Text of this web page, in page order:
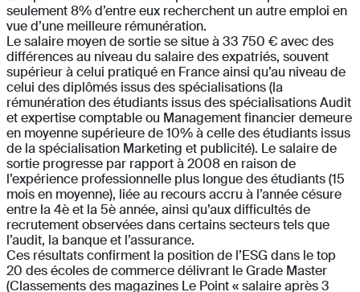
seulement 8% d’entre eux recherchent un autre emploi en
vue d’une meilleure rémunération.
Le salaire moyen de sortie se situe à 33 750 € avec des
différences au niveau du salaire des expatriés, souvent
supérieur à celui pratiqué en France ainsi qu’au niveau de
celui des diplômés issus des spécialisations (la
rémunération des étudiants issus des spécialisations Audit
et expertise comptable ou Management financier demeure
en moyenne supérieure de 10% à celle des étudiants issus
de la spécialisation Marketing et publicité). Le salaire de
sortie progresse par rapport à 2008 en raison de
l’expérience professionnelle plus longue des étudiants (15
mois en moyenne), liée au recours accru à l’année césure
entre la 4è et la 5è année, ainsi qu’aux difficultés de
recrutement observées dans certains secteurs tels que
l’audit, la banque et l’assurance.
Ces résultats confirment la position de l’ESG dans le top
20 des écoles de commerce délivrant le Grade Master
(Classements des magazines Le Point « salaire après 3